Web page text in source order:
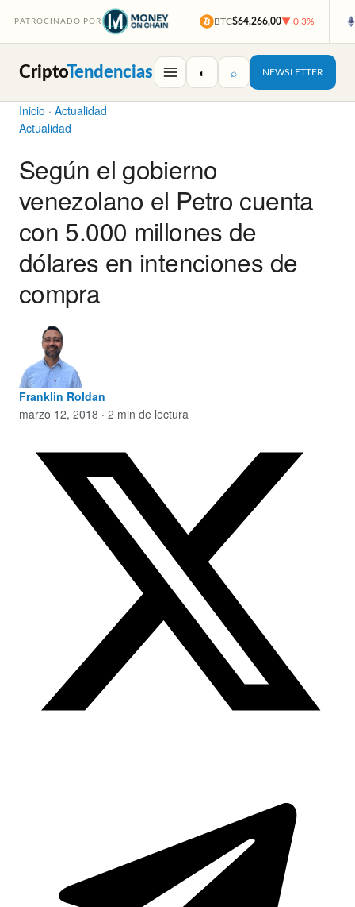
PATROCINADO POR BTC$64.266,00▼ 0,3%
CriptoTendencias ◐ ⌕ NEWSLETTER
Inicio · Actualidad
Actualidad
Según el gobierno
venezolano el Petro cuenta
con 5.000 millones de
dólares en intenciones de
compra
Franklin Roldan
marzo 12, 2018 · 2 min de lectura